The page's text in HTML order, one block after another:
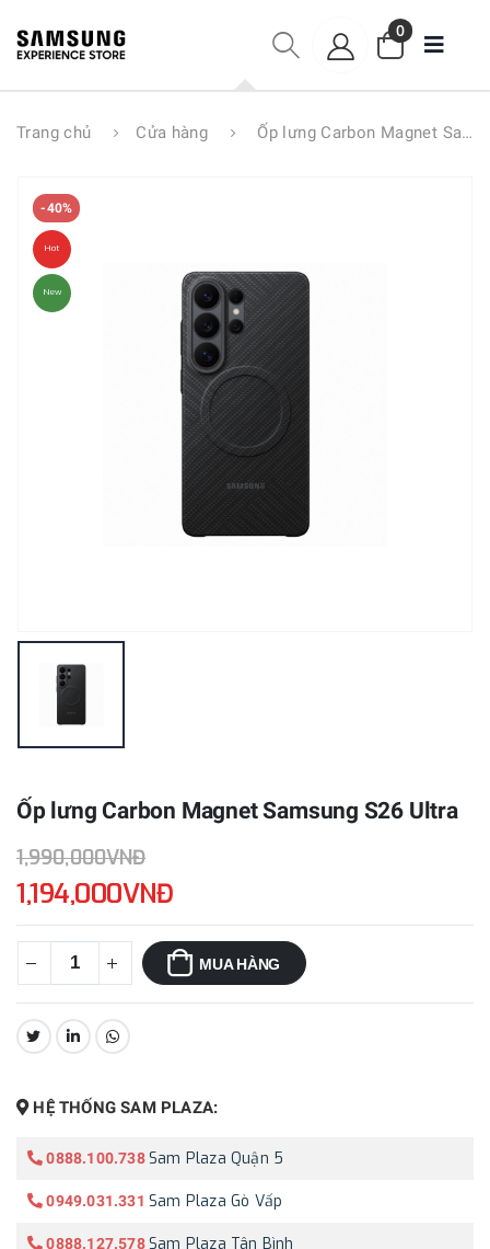
0
Trang chủ Cửa hàng Ốp lưng Carbon Magnet Samsung S26 Ultra
-40%
Hot
New
Ốp lưng Carbon Magnet Samsung S26 Ultra
1,990,000VNĐ
1,194,000VNĐ
MUA HÀNG
CHIA SẺ:
HỆ THỐNG SAM PLAZA:
0888.100.738 Sam Plaza Quận 5
0949.031.331 Sam Plaza Gò Vấp
0888.127.578 Sam Plaza Tân Bình